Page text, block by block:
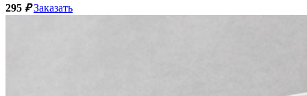
295 ₽ Заказать